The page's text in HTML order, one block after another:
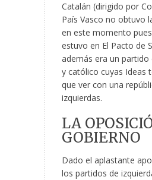
Catalán (dirigido por
País Vasco no obtuvo
en este momento
estuvo en El Pacto de
además era un partido
y católico cuyas Ideas
que ver con una
izquierdas.
LA
GOBIERNO
Dado el aplastante
los partidos de